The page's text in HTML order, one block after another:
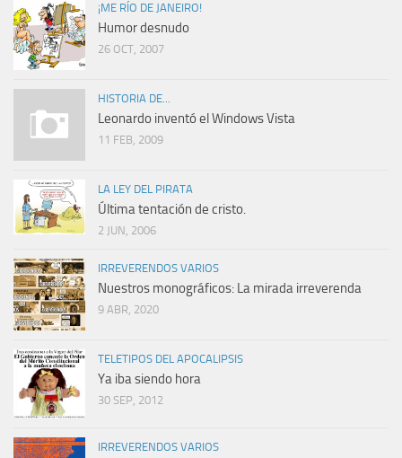
¡ME RÍO DE JANEIRO!
Humor desnudo
26 OCT, 2007
HISTORIA DE...
Leonardo inventó el Windows Vista
11 FEB, 2009
LA LEY DEL PIRATA
Última tentación de cristo.
2 JUN, 2006
IRREVERENDOS VARIOS
Nuestros monográficos: La mirada irreverenda
9 ABR, 2020
TELETIPOS DEL APOCALIPSIS
Ya iba siendo hora
30 SEP, 2012
IRREVERENDOS VARIOS